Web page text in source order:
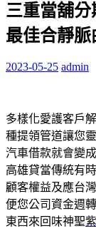
鍵
字:
三重當舖
最佳合靜脈
2023-05-25 admin
多樣化愛護客戶
種提領管道讓您
汽車借款就會變
高雄貸當傳統有
顧客權益及應台
便您公司資金週
東西來回味神聖